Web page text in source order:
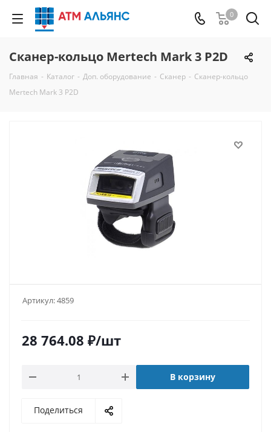
0
Сканер-кольцо Mertech Mark 3 P2D
Главная - Каталог - Доп. оборудование - Сканер - Сканер-кольцо
Mertech Mark 3 P2D
Артикул:4859
28 764.08 ₽/шт
В корзину
Поделиться